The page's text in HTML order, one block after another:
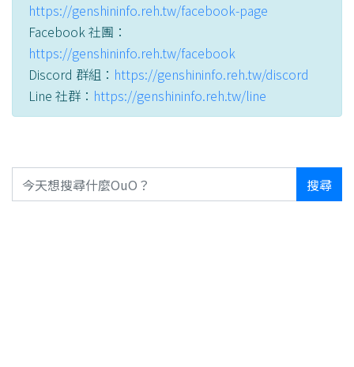
https://genshininfo.reh.tw/facebook-page
Facebook 社團：
https://genshininfo.reh.tw/facebook
Discord 群組： https://genshininfo.reh.tw/discord
Line 社群： https://genshininfo.reh.tw/line
搜尋